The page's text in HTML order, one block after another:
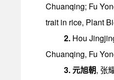
Chuanqing; Fu
trait in rice, Plant
2. Hou
Chuanqing, Fu
3. 元旭朝, 张